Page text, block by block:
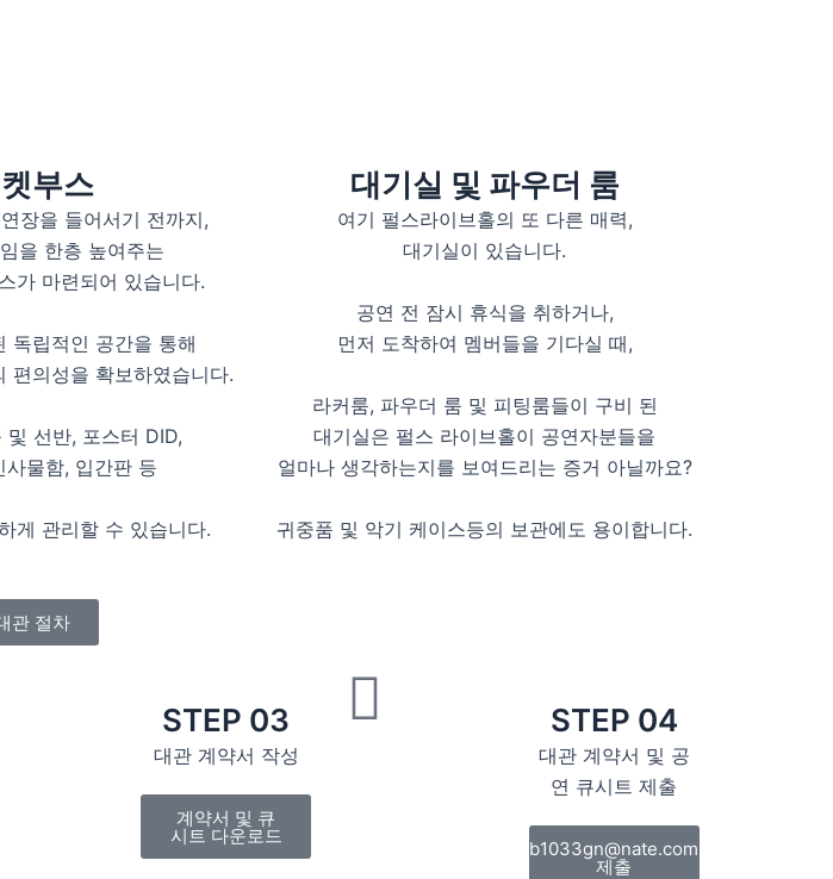
부스
장을 들어서기 전까지,
을 한층 높여주는
가 마련되어 있습니다.
독립적인 공간을 통해
편의성을 확보하였습니다.
및 선반, 포스터 DID,
사물함, 입간판 등
게 관리할 수 있습니다.
대기실 및 파우더 룸
여기 펄스라이브홀의 또 다른 매력,
대기실이 있습니다.
공연 전 잠시 휴식을 취하거나,
먼저 도착하여 멤버들을 기다실 때,
라커룸, 파우더 룸 및 피팅룸들이 구비 된
대기실은 펄스 라이브홀이 공연자분들을
얼마나 생각하는지를 보여드리는 증거 아닐까요?
귀중품 및 악기 케이스등의 보관에도 용이합니다.
관 절차
STEP 03
대관 계약서 작성
계약서 및 큐
시트 다운로드
STEP 04
대관 계약서 및 공
연 큐시트 제출
b1033gn@nate.com
제출